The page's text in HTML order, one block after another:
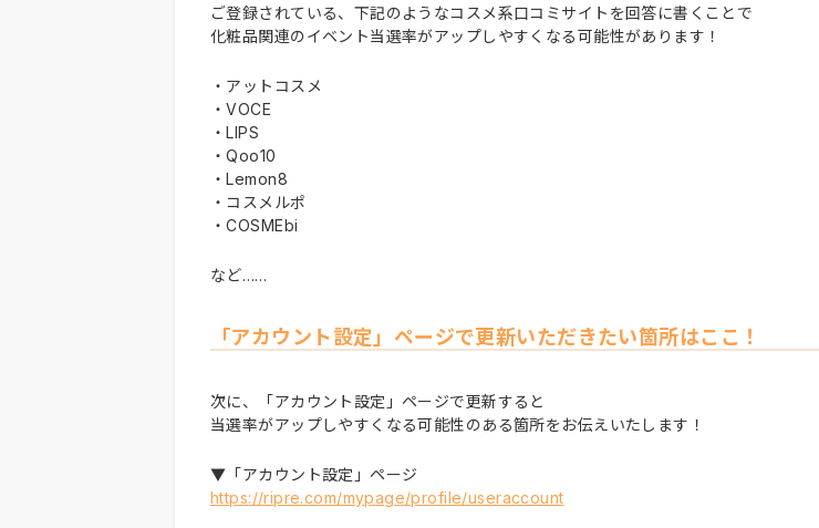
ご登録されている、下記のようなコスメ系口コミサイトを回答に書くことで
化粧品関連のイベント当選率がアップしやすくなる可能性があります！
・アットコスメ
・VOCE
・LIPS
・Qoo10
・Lemon8
・コスメルポ
・COSMEbi
など……
「アカウント設定」ページで更新いただきたい箇所はここ！
次に、「アカウント設定」ページで更新すると
当選率がアップしやすくなる可能性のある箇所をお伝えいたします！
▼「アカウント設定」ページ
https://ripre.com/mypage/profile/useraccount